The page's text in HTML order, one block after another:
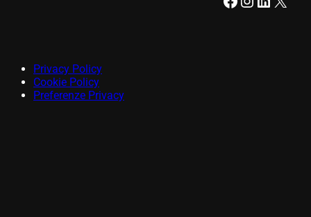
Privacy Policy
Cookie Policy
Preferenze Privacy